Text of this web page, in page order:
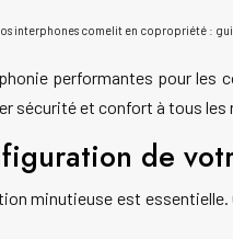
interphones comelit en copropriété :
performantes pour les
sécurité et confort à tous
de
minutieuse est